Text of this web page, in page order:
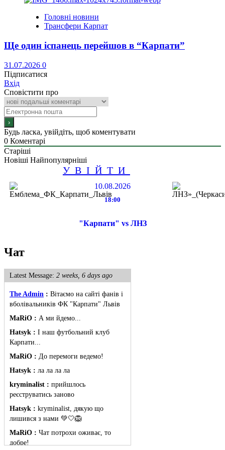
Головні новини
Трансфери Карпат
Ще один іспанець перейшов в “Карпати”
31.07.2026 0
Підписатися
Вхід
Сповістити про
Будь ласка, увійдіть, щоб коментувати
0 Коментарі
Старіші
Новіші Найпопулярніші
УВІЙТИ
10.08.2026
18:00
"Карпати" vs ЛНЗ
Чат
Latest Message: 2 weeks, 6 days ago
The Admin : Вітаємо на сайті фанів і
вболівальників ФК "Карпати" Львів
MaRiO : А ми йдемо...
Hatsyk : І наш футбольний клуб
Карпати...
MaRiO : До перемоги ведемо!
Hatsyk : ла ла ла ла
kryminalist : прийшлось
реєструватись заново
Hatsyk : kryminalist, дякую що
лишився з нами 💚🤍🦁
MaRiO : Чат потрохи оживає, то
добре!